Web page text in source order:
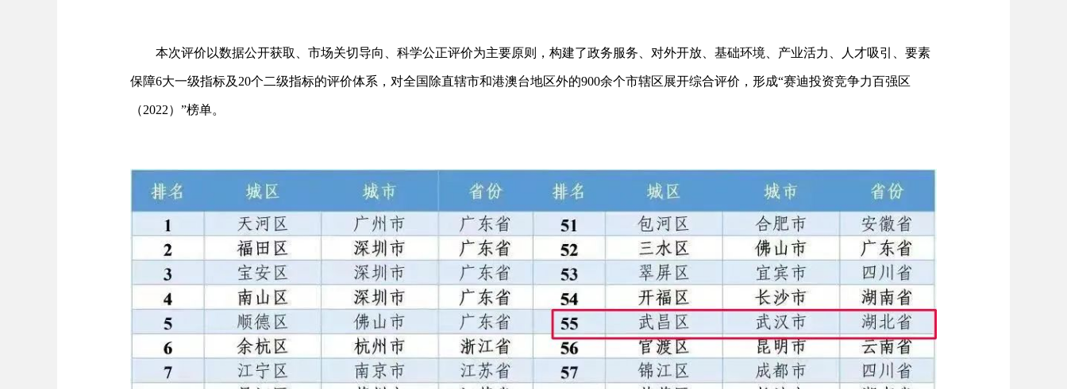
本次评价以数据公开获取、市场关切导向、科学公正评价为主要原则，构建了政务服务、对外开放、基础环境、产业活力、人才吸引、要素
保障6大一级指标及20个二级指标的评价体系，对全国除直辖市和港澳台地区外的900余个市辖区展开综合评价，形成“赛迪投资竞争力百强区
（2022）”榜单。